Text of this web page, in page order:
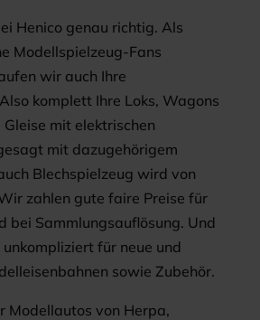
Henico genau richtig. Als
Modellspielzeug-Fans
wir auch Ihre
komplett Ihre Loks, Wagons
mit elektrischen
mit dazugehörigem
Blechspielzeug wird von
zahlen gute faire Preise für
bei Sammlungsauflösung. Und
für neue und
sowie Zubehör.
Modellautos von Herpa,